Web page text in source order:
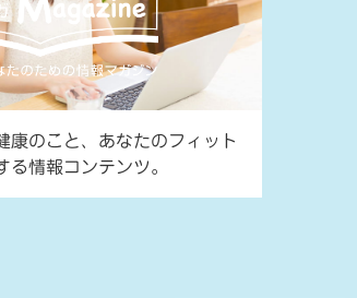
康のこと、あなたのフィット
る情報コンテンツ。